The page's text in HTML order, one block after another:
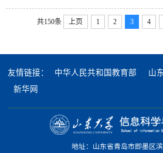
共150条 上页 1 2 3 4
友情链接： 中华人民共和国教育部 山
新华网
地址：山东省青岛市即墨区